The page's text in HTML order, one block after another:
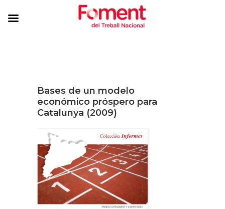
Bases de un modelo
económico próspero para
Catalunya (2009)